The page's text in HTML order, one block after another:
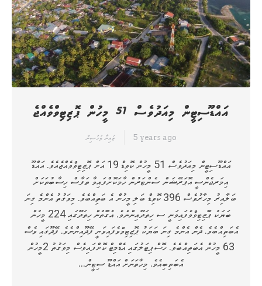
އައްޑޫސިޓީން މިއަދުވެސް 51 މީހުން ޕޮޒިޓިވްވެއްޖެ
ޒައިނާ މުހުސިން 5 years ago
އައްޑޫސިޓީން މިއަދުވެސް 51 މީހުން ކޮވިޑް 19 އަށް ޕޮޒިޓިވްވެއްޖެއެވެ. އައްޑޫ
އިމަރޖެންސީ އޮޕަރޭޝަން ސެންޓަރުން ހާމަކޮށްފައިވާ ތަފާސް ހިސާބުތަކަށް
ބަލާއިރު މިހާރުވެސް 396 ކޮވިޑް ބަލި މީހުން އެ ބަތިއްބެވެ. މިވަގުތު އެންމެ ގިނަ
ބަޔަކު ޕޮޒިޓިވްވެފައިވަނީ ސ ހިތަދޫއިންނެވެ. އެގޮތުން ހިތަދޫގައި 224 މީހުން
އެބަތިއްބެވެ. ދެން އެންމެ ގިނަ ބަޔަކު ޕޮޒިޓިވްވެފައިވަނީ ފޭދޫއިންނެވެ. ފޭދޫގައި ވެސް
63 މީހުން އެބަތިއްބެވެ. ހޮސްޕިޓަލުގައި އެޑްމިޓް ކޮށްފައިވެސް މިވަގުތު 2މީހުން
އެބަތިބިއެވެ. މިހާތަނަށް އައްޑޫ ސިޓީން…